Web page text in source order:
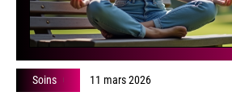
Soins 11 mars 2026